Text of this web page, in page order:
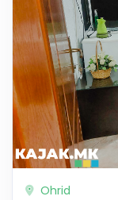
Ohrid